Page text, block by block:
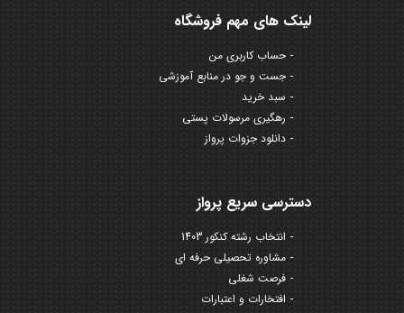
لینک های مهم فروشگاه
حساب کاربری من
جست و جو در منابع آموزشی
سبد خرید
رهگیری مرسولات پستی
دانلود جزوات پرواز
دسترسی سریع پرواز
انتخاب رشته کنکور 1403
مشاوره تحصیلی حرفه ای
فرصت شغلی
افتخارات و اعتبارات